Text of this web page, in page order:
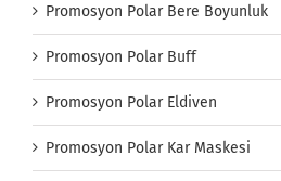
Promosyon Polar Bere Boyunluk
Promosyon Polar Buff
Promosyon Polar Eldiven
Promosyon Polar Kar Maskesi